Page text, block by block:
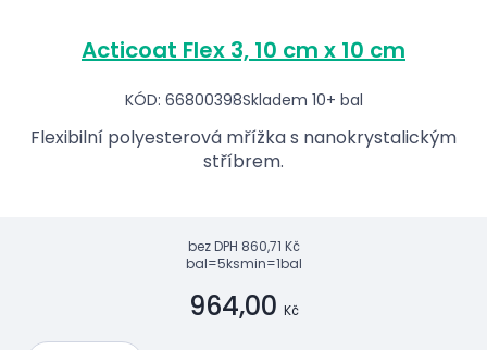
Acticoat Flex 3, 10 cm x 10 cm
KÓD: 66800398Skladem 10+ bal
Flexibilní polyesterová mřížka s nanokrystalickým
stříbrem.
bez DPH 860,71 Kč
bal=5ksmin=1bal
964,00 Kč